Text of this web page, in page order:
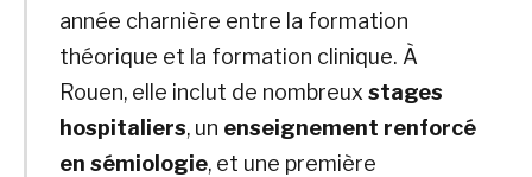
année charnière entre la formation
théorique et la formation clinique. À
Rouen, elle inclut de nombreux stages
hospitaliers, un enseignement renforcé
en sémiologie, et une première